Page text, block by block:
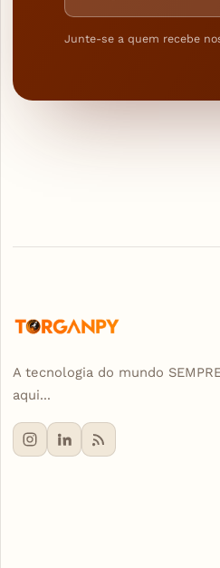
Junte-se a quem recebe
A tecnologia do mundo
aqui...